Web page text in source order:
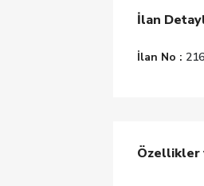
İlan
İlan No :
Özellikler